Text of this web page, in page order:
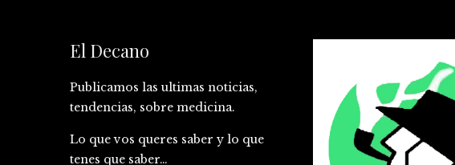
El Decano
Publicamos las ultimas noticias,
tendencias, sobre medicina.
Lo que vos queres saber y lo que
tenes que saber…